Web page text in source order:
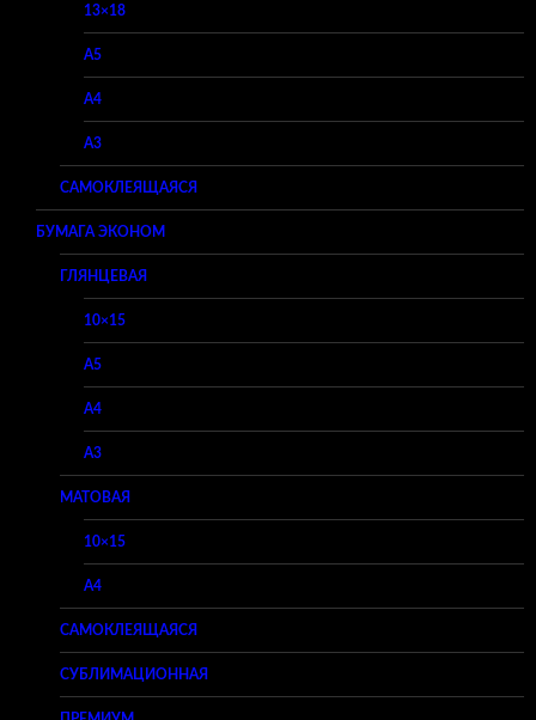
13×18
A5
A4
A3
САМОКЛЕЯЩАЯСЯ
БУМАГА ЭКОНОМ
ГЛЯНЦЕВАЯ
10×15
A5
A4
A3
МАТОВАЯ
10×15
A4
САМОКЛЕЯЩАЯСЯ
СУБЛИМАЦИОННАЯ